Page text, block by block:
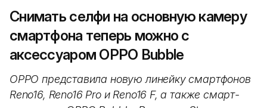
Снимать селфи на основную камеру
смартфона теперь можно с
аксессуаром OPPO Bubble
OPPO представила новую линейку смартфонов
Reno16, Reno16 Pro и Reno16 F, а также смарт-